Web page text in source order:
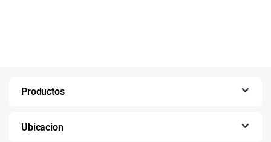
Productos
Ubicacion